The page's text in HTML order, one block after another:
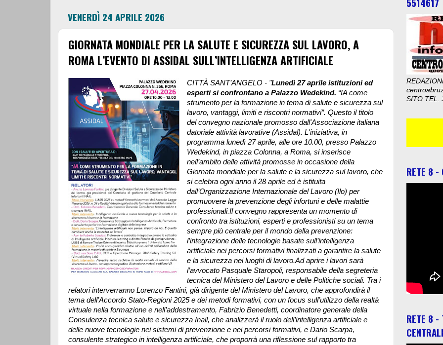
VENERDÌ 24 APRILE 2026
GIORNATA MONDIALE PER LA SALUTE E SICUREZZA SUL LAVORO, A
ROMA L’EVENTO DI ASSIDAL SULL’INTELLIGENZA ARTIFICIALE
CITTÀ SANT’ANGELO - "Lunedì 27 aprile istituzioni ed
esperti si confrontano a Palazzo Wedekind. “IA come
strumento per la formazione in tema di salute e sicurezza sul
lavoro, vantaggi, limiti e riscontri normativi”. Questo il titolo
del convegno nazionale promosso dall'Associazione italiana
datoriale attività lavorative (Assidal). L'iniziativa, in
programma lunedì 27 aprile, alle ore 10.00, presso Palazzo
Wedekind, in piazza Colonna, a Roma, si inserisce
nell’ambito delle attività promosse in occasione della
Giornata mondiale per la salute e la sicurezza sul lavoro, che
si celebra ogni anno il 28 aprile ed è istituita
dall’Organizzazione Internazionale del Lavoro (Ilo) per
promuovere la prevenzione degli infortuni e delle malattie
professionali.Il convegno rappresenta un momento di
confronto tra istituzioni, esperti e professionisti su un tema
sempre più centrale per il mondo della prevenzione:
l’integrazione delle tecnologie basate sull’intelligenza
artificiale nei percorsi formativi finalizzati a garantire la salute
e la sicurezza nei luoghi di lavoro.Ad aprire i lavori sarà
l’avvocato Pasquale Staropoli, responsabile della segreteria
tecnica del Ministero del Lavoro e delle Politiche sociali. Tra i
relatori interverranno Lorenzo Fantini, già dirigente del Ministero del Lavoro, che approfondirà il
tema dell’Accordo Stato-Regioni 2025 e dei metodi formativi, con un focus sull’utilizzo della realtà
virtuale nella formazione e nell’addestramento, Fabrizio Benedetti, coordinatore generale della
Consulenza tecnica salute e sicurezza Inail, che analizzerà il ruolo dell’intelligenza artificiale e
delle nuove tecnologie nei sistemi di prevenzione e nei percorsi formativi, e Dario Scarpa,
consulente strategico in intelligenza artificiale, che proporrà una riflessione sul rapporto tra
SITO TEL.
RETE 8 -
RETE 8 -